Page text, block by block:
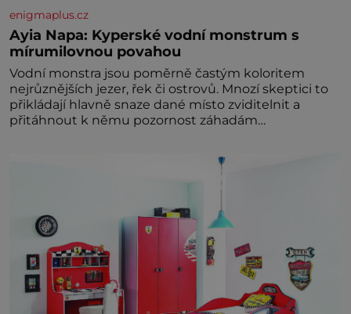
enigmaplus.cz
Ayia Napa: Kyperské vodní monstrum s
mírumilovnou povahou
Vodní monstra jsou poměrně častým koloritem
nejrůznějších jezer, řek či ostrovů. Mnozí skeptici to
přikládají hlavně snaze dané místo zviditelnit a
přitáhnout k němu pozornost záhadám